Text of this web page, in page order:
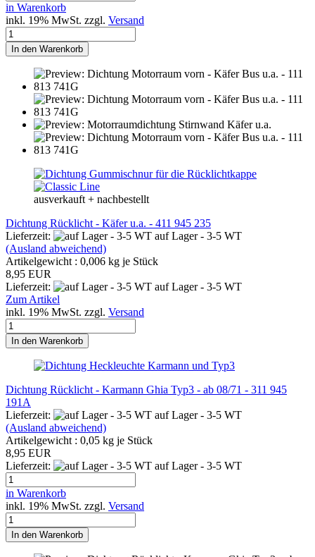
in Warenkorb
inkl. 19% MwSt. zzgl. Versand
In den Warenkorb
ausverkauft + nachbestellt
Dichtung Rücklicht - Käfer u.a. - 411 945 235
Lieferzeit:
auf Lager - 3-5 WT
(Ausland abweichend)
Artikelgewicht : 0,006 kg je Stück
8,95 EUR
Lieferzeit:
auf Lager - 3-5 WT
Zum Artikel
inkl. 19% MwSt. zzgl. Versand
In den Warenkorb
Dichtung Rücklicht - Karmann Ghia Typ3 - ab 08/71 - 311 945
191A
Lieferzeit:
auf Lager - 3-5 WT
(Ausland abweichend)
Artikelgewicht : 0,05 kg je Stück
8,95 EUR
Lieferzeit:
auf Lager - 3-5 WT
in Warenkorb
inkl. 19% MwSt. zzgl. Versand
In den Warenkorb